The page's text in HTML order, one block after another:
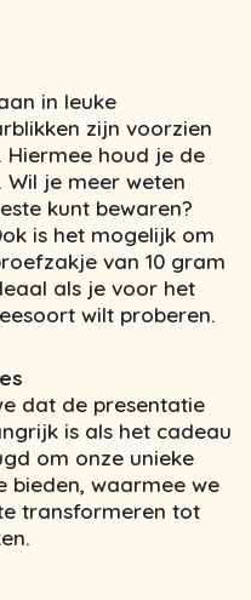
in leuke
zijn voorzien
Hiermee houd je de
Wil je meer weten
kunt bewaren?
is het mogelijk om
van 10 gram
als je voor het
wilt proberen.
dat de presentatie
is als het cadeau
om onze unieke
bieden, waarmee we
transformeren tot